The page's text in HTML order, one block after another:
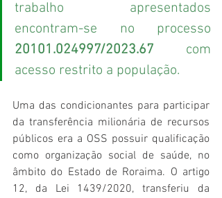
trabalho apresentados
20101.024997/2023.67 com
acesso restrito a população.
Uma das condicionantes para participar
da transferência milionária de recursos
públicos era a OSS possuir qualificação
como organização social de saúde, no
âmbito do Estado de Roraima. O artigo
12, da Lei 1439/2020, transferiu da